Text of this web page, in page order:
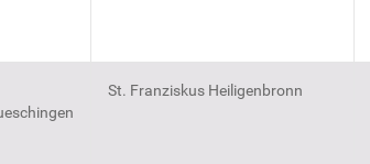
St. Franziskus Heiligenbronn